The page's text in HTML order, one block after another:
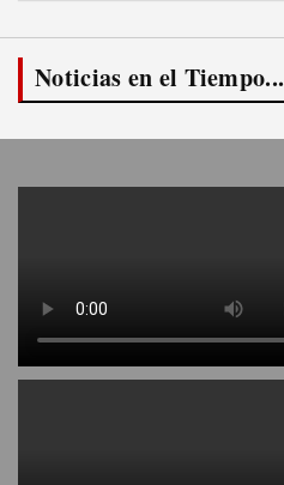
Noticias en el Tiempo...